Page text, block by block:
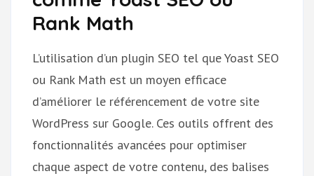
Rank Math
L’utilisation d’un plugin SEO tel que Yoast SEO
ou Rank Math est un moyen efficace
d’améliorer le référencement de votre site
WordPress sur Google. Ces outils offrent des
fonctionnalités avancées pour optimiser
chaque aspect de votre contenu, des balises